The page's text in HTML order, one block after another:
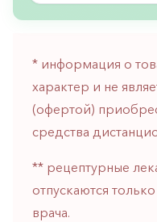
Хирургия
железа
* информация о
характер и не
(офертой)
средства
** рецептурные
отпускаются
врача.